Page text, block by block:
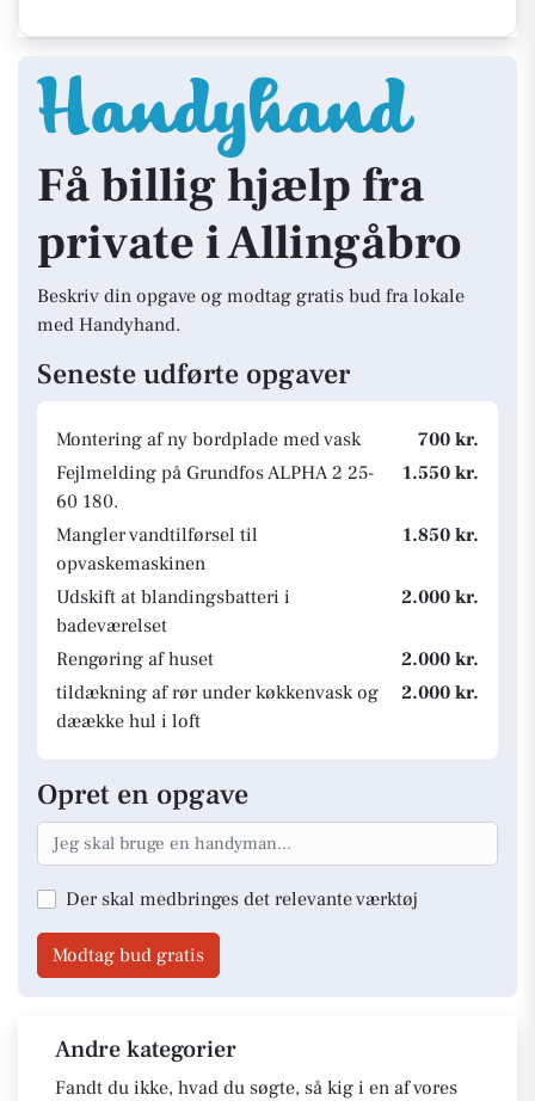
Få billig hjælp fra
private i Allingåbro
Beskriv din opgave og modtag gratis bud fra lokale
med Handyhand.
Seneste udførte opgaver
Montering af ny bordplade med vask
700 kr.
Fejlmelding på Grundfos ALPHA 2 25-
60 180.
1.550 kr.
Mangler vandtilførsel til
opvaskemaskinen
1.850 kr.
Udskift at blandingsbatteri i
badeværelset
2.000 kr.
Rengøring af huset
2.000 kr.
tildækning af rør under køkkenvask og
dæække hul i loft
2.000 kr.
Opret en opgave
Der skal medbringes det relevante værktøj
Modtag bud gratis
Andre kategorier
Fandt du ikke, hvad du søgte, så kig i en af vores